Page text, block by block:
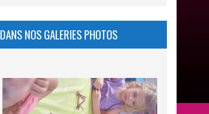
DANS NOS GALERIES PHOTOS